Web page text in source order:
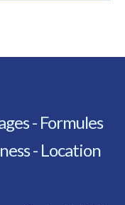
- Formules
- Location